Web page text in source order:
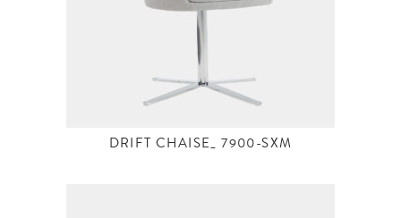
DRIFT CHAISE_ 7900-SXM